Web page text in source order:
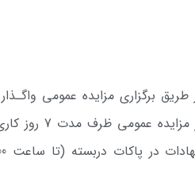
برگزاری مزایده عمومی
و حقوقی واجد شرایط